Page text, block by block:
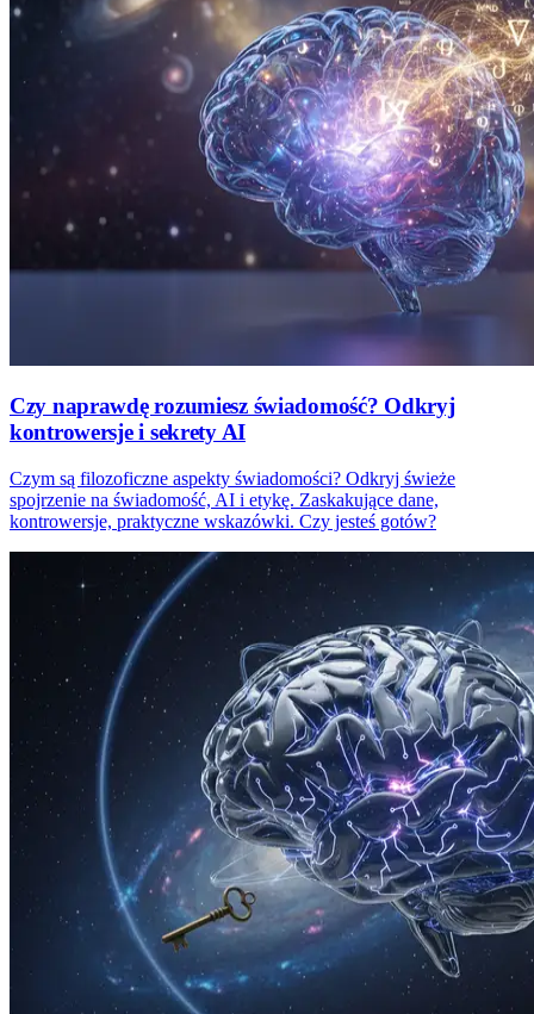
Czy naprawdę rozumiesz świadomość? Odkryj
kontrowersje i sekrety AI
Czym są filozoficzne aspekty świadomości? Odkryj świeże
spojrzenie na świadomość, AI i etykę. Zaskakujące dane,
kontrowersje, praktyczne wskazówki. Czy jesteś gotów?